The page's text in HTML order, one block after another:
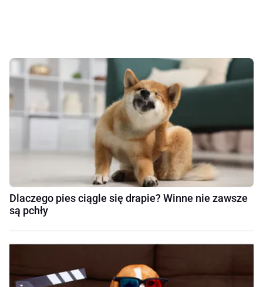
Dlaczego pies ciągle się drapie? Winne nie zawsze
są pchły